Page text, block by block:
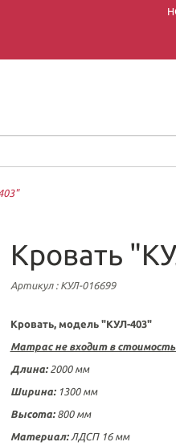
Кровать
Артикул: КУЛ-016699
Кровать, модель "КУЛ-403"
Матрас не входит в
Длина: 2000 мм
Ширина: 1300 мм
Высота: 800 мм
Материал:ЛДСП 16 мм